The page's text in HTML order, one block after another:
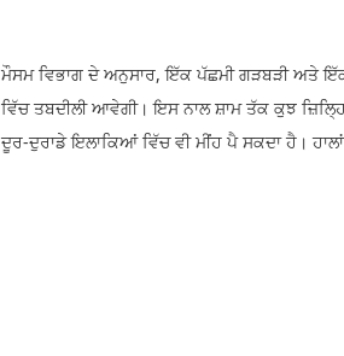
ਮੌਸਮ ਵਿਭਾਗ ਦੇ ਅਨੁਸਾਰ, ਇੱਕ ਪੱਛਮੀ ਗੜਬੜੀ ਅਤੇ
ਵਿੱਚ ਤਬਦੀਲੀ ਆਵੇਗੀ। ਇਸ ਨਾਲ ਸ਼ਾਮ ਤੱਕ ਕੁਝ
ਦੂਰ-ਦੁਰਾਡੇ ਇਲਾਕਿਆਂ ਵਿੱਚ ਵੀ ਮੀਂਹ ਪੈ ਸਕਦਾ ਹੈ।